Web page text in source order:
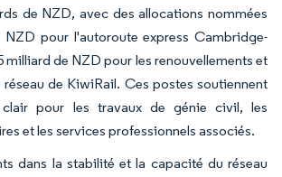
de NZD, avec des allocations nommées
pour l'autoroute express Cambridge-
milliard de NZD pour les renouvellements et
de KiwiRail. Ces postes soutiennent
pour les travaux de génie civil, les
et les services professionnels associés.
dans la stabilité et la capacité du réseau